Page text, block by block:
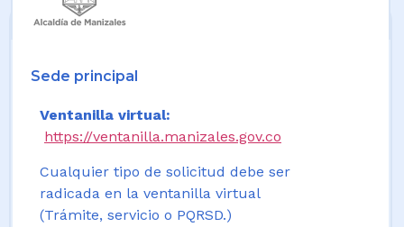
Sede principal
Ventanilla virtual:
https://ventanilla.manizales.gov.co
Cualquier tipo de solicitud debe ser
radicada en la ventanilla virtual
(Trámite, servicio o PQRSD.)